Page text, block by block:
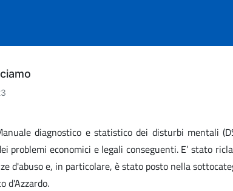
diagnostico e statistico dei disturbi mentali
problemi economici e legali conseguenti. E’ stato
d'abuso e, in particolare, è stato posto nella
d'Azzardo.